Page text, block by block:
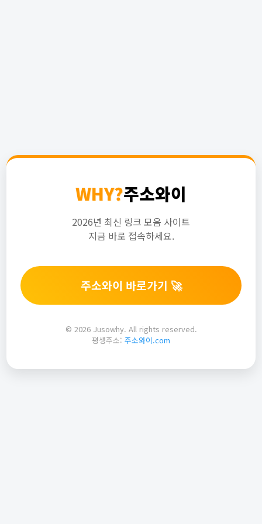
WHY?주소와이
2026년 최신 링크 모음 사이트
지금 바로 접속하세요.
주소와이 바로가기 🚀
© 2026 Jusowhy. All rights reserved.
평생주소: 주소와이.com